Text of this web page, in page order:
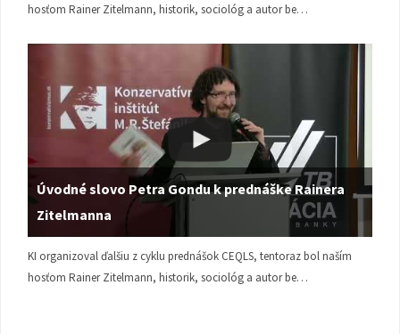
hosťom Rainer Zitelmann, historik, sociológ a autor be…
Úvodné slovo Petra Gondu k prednáške Rainera
Zitelmanna
KI organizoval ďalšiu z cyklu prednášok CEQLS, tentoraz bol naším
hosťom Rainer Zitelmann, historik, sociológ a autor be…